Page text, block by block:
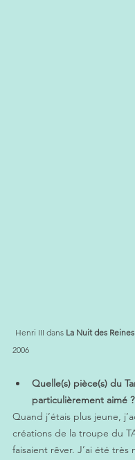
Henri III dans La Nuit des Reines
2006
Quelle(s) pièce(s) du
particulièrement aimé ?
Quand j’étais plus jeune,
créations de la troupe du
faisaient rêver. J’ai été très